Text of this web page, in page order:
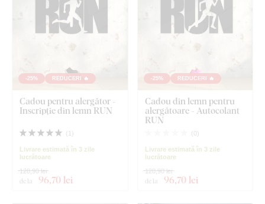
-25% REDUCERI 🔥
Cadou pentru alergător -
Inscripție din lemn RUN
( 1 )
Livrare estimată în 3 zile
lucrătoare
de la 96,70 lei
128,90 lei
-25% REDUCERI 🔥
Cadou din lemn pentru
alergătoare - Autocolant
RUN
( 0)
Livrare estimată în 3 zile
lucrătoare
de la 96,70 lei
128,90 lei